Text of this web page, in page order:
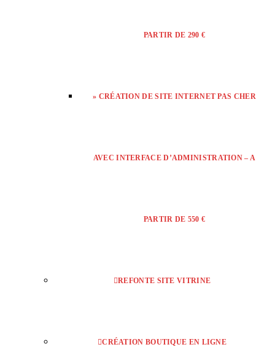
PARTIR DE 290 €
» CRÉATION DE SITE INTERNET PAS CHER
AVEC INTERFACE D’ADMINISTRATION – A
PARTIR DE 550 €
REFONTE SITE VITRINE
CRÉATION BOUTIQUE EN LIGNE